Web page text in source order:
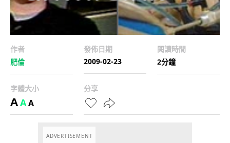
作者
肥倫
發佈日期
2009-02-23
閱讀時間
2分鐘
字體大小
AAA
分享
ADVERTISEMENT